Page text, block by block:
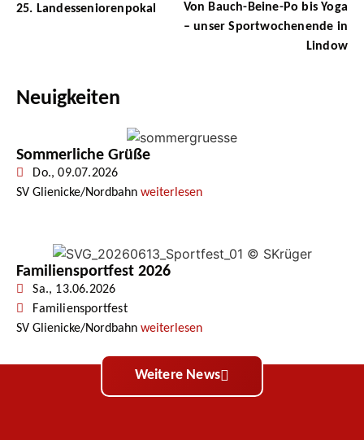
25. Landesseniorenpokal
Von Bauch-Beine-Po bis Yoga
– unser Sportwochenende in
Lindow
Neuigkeiten
Sommerliche Grüße
Do., 09.07.2026
SV Glienicke/Nordbahn weiterlesen
Familiensportfest 2026
Sa., 13.06.2026
Familiensportfest
SV Glienicke/Nordbahn weiterlesen
Weitere News